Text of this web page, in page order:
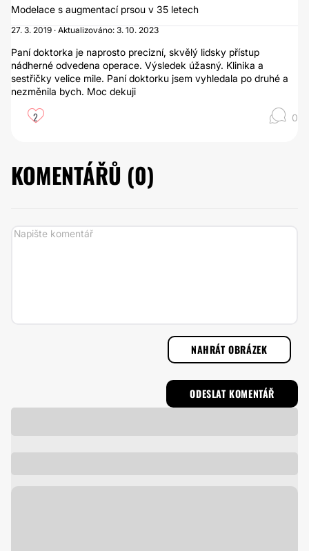
Modelace s augmentací prsou v 35 letech
27. 3. 2019 · Aktualizováno: 3. 10. 2023
Paní doktorka je naprosto precizní, skvělý lidsky přístup
nádherné odvedena operace. Výsledek úžasný. Klinika a
sestřičky velice mile. Paní doktorku jsem vyhledala po druhé a
nezměnila bych. Moc dekuji
2 0
KOMENTÁŘŮ (0)
NAHRÁT OBRÁZEK